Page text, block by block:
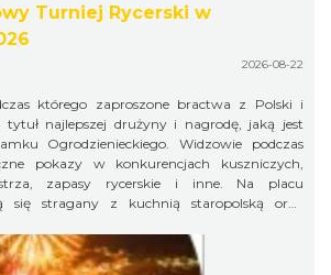
Turniej Rycerski w
2026-08-22
którego zaproszone bractwa z Polski i
najlepszej drużyny i nagrodę, jaką jest
Ogrodzienieckiego. Widzowie podczas
pokazy w konkurencjach kuszniczych,
zapasy rycerskie i inne. Na placu
się stragany z kuchnią staropolską oraz